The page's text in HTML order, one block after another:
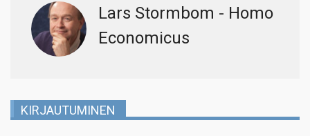
Lars Stormbom - Homo
Economicus
KIRJAUTUMINEN